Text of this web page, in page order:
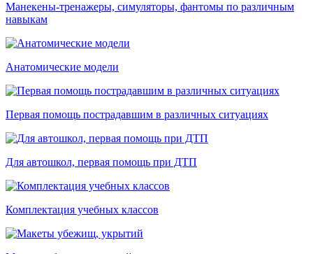
Манекены-тренажеры, симуляторы, фантомы по различным
навыкам
Анатомические модели
Первая помощь пострадавшим в различных ситуациях
Для автошкол, первая помощь при ДТП
Комплектация учебных классов